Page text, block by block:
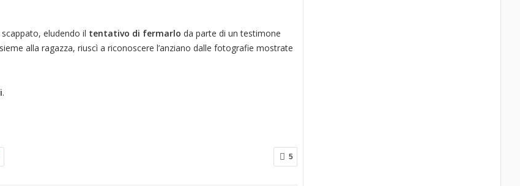
eludendo il tentativo di fermarlo da parte di un testimone
alla ragazza, riuscì a riconoscere l’anziano dalle fotografie mostrate
.
5